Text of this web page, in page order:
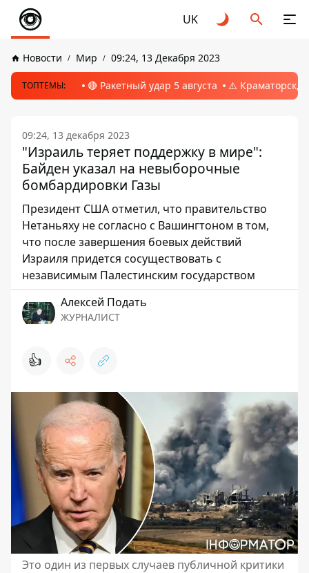
UK
Новости Мир 09:24, 13 Декабря 2023
ТОПТЕМЫ: 🔴 Ракетный удар 5 августа ⚠️ Краматорск,
09:24, 13 декабря 2023
"Израиль теряет поддержку в мире":
Байден указал на невыборочные
бомбардировки Газы
Президент США отметил, что правительство
Нетаньяху не согласно с Вашингтоном в том,
что после завершения боевых действий
Израиля придется сосуществовать с
независимым Палестинским государством
Алексей Подать
ЖУРНАЛИСТ
👍
Это один из первых случаев публичной критики